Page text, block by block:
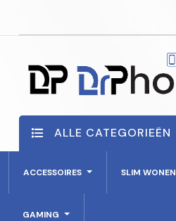
ALLE CATEGORIEËN
ACCESSOIRES SLIM WONEN
GAMING